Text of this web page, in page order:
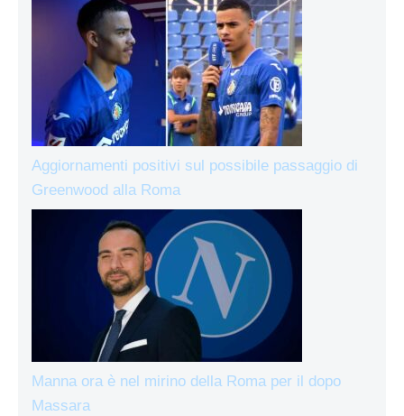
Aggiornamenti positivi sul possibile passaggio di
Greenwood alla Roma
Manna ora è nel mirino della Roma per il dopo
Massara